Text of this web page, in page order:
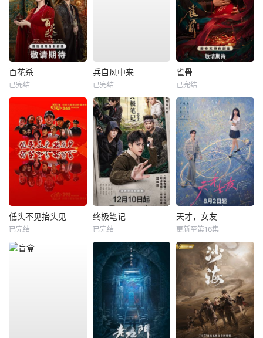
百花杀
已完结
兵自风中来
已完结
雀骨
已完结
低头不见抬头见
已完结
终极笔记
已完结
天才，女友
更新至第16集